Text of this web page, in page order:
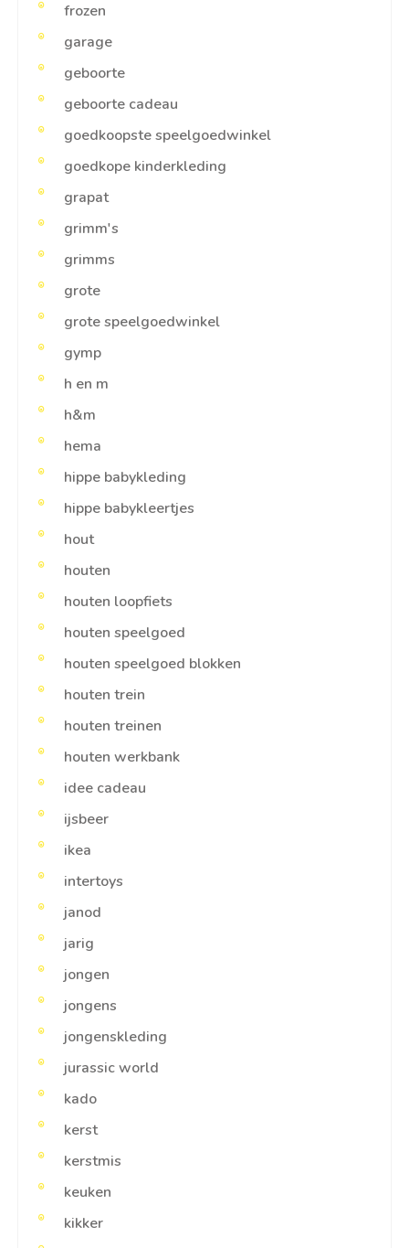
frozen
garage
geboorte
geboorte cadeau
goedkoopste speelgoedwinkel
goedkope kinderkleding
grapat
grimm's
grimms
grote
grote speelgoedwinkel
gymp
h en m
h&m
hema
hippe babykleding
hippe babykleertjes
hout
houten
houten loopfiets
houten speelgoed
houten speelgoed blokken
houten trein
houten treinen
houten werkbank
idee cadeau
ijsbeer
ikea
intertoys
janod
jarig
jongen
jongens
jongenskleding
jurassic world
kado
kerst
kerstmis
keuken
kikker